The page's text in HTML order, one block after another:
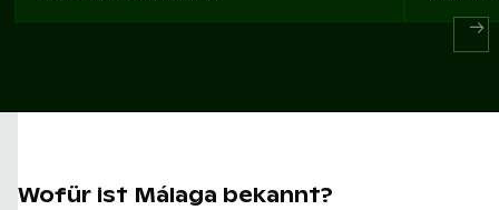
Wofür ist Málaga bekannt?